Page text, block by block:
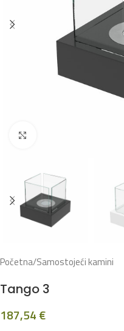
Početna/Samostojeći kamini
Tango 3
187,54 €